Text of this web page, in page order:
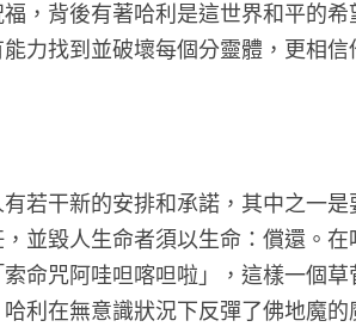
的任務和祝福，背後有著哈利是這
相信哈利有能力找到並破壞每個分
的約
中，神對人有若干新的安排和承諾
神聖的責任，並毀人生命者須以生
離十應該「索命咒阿哇呾喀呾啦」
兒－哈利，哈利在無意識狀況下反